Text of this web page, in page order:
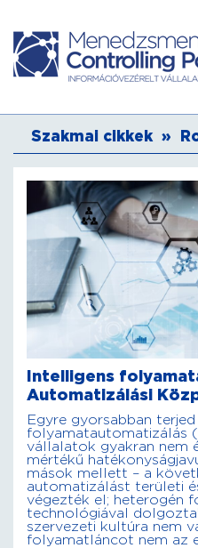
Szakmai cikkek »
Intelligens
Automatizálási
Egyre gyorsabban
folyamatautomatizálás
vállalatok gyakran nem
mértékű
mások mellett – a
automatizálást területi
végezték el; heterogén
technológiával
szervezeti kultúra nem
folyamatláncot nem az